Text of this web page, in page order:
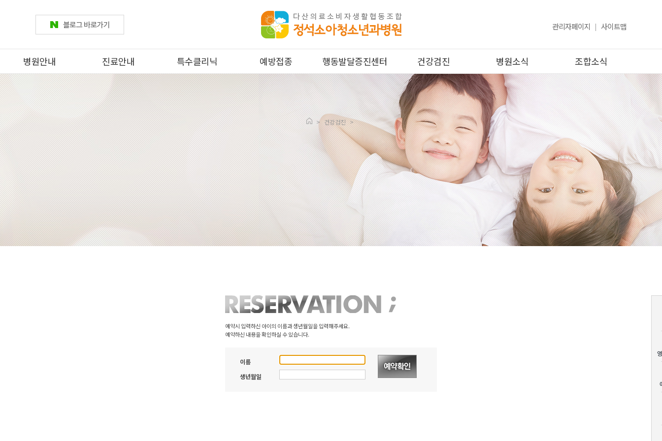
관리자페이지 사이트맵
병원안내 진료안내 특수클리닉 예방접종 행동발달증진센터 건강검진 병원소식 조합소식
> 건강검진 >
예약시 입력하신 아이의 이름과 생년월일을 입력해주세요.
예약하신 내용을 확인하실 수 있습니다.
이름
생년월일